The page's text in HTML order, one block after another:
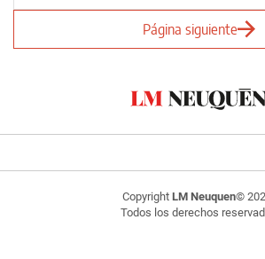
Página siguiente
Copyright LM Neuquen©
Todos los derechos